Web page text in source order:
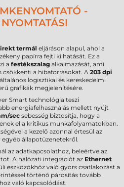
-
termál eljáráson alapul, ahol a
papírra fejti ki hatását. Ez a
a festékszalag alkalmazását, ami
csökkenti a hibaforrásokat. A 203 dpi
logisztikai és kereskedelmi
grafikák megjelenítésére.
Smart technológia teszi
energiafelhasználás mellett nyújt
sec sebesség biztosítja, hogy a
el a kritikus munkafolyamatokban.
a kezelő azonnal értesül az
állapotüzenetekről.
az adatkapcsolathoz, beleértve az
A hálózati integrációt az Ethernet
eszközökhöz való gyors csatlakozást a
történő párosítás tovább
való kapcsolódást.